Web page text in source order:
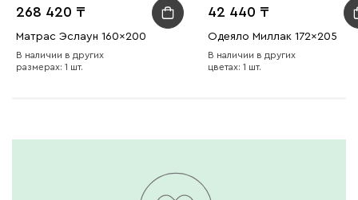
268 420
Матрас Эслаун 160x200
В наличии в других
размерах: 1 шт.
42 440
Одеяло Миллак 172x205
В наличии в других
цветах: 1 шт.